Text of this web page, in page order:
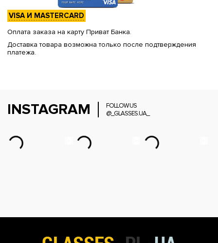
VISA И MASTERCARD
Оплата заказа на карту Приват Банка.
Доставка товара возможна только после подтверждения
платежа.
INSTAGRAM
FOLLOW US
@_GLASSES.UA_